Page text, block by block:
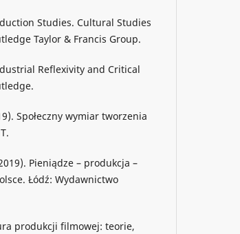
Studies. Cultural Studies
Taylor & Francis Group.
Reflexivity and Critical
Społeczny wymiar tworzenia
Pieniądze – produkcja –
Łódź: Wydawnictwo
produkcji filmowej: teorie,